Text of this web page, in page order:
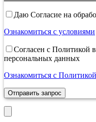
Даю Согласие на
Ознакомиться с условиями
Согласен с Политикой
персональных данных
Ознакомиться с Политикой
Отправить запрос